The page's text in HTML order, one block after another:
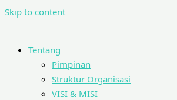
Skip to content
Tentang
Pimpinan
Struktur Organisasi
VISI & MISI